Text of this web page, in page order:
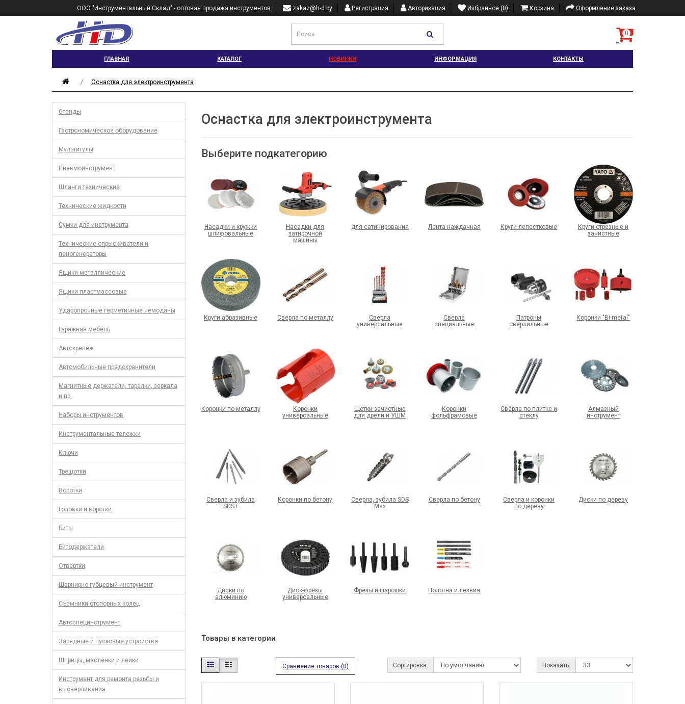
ООО "Инструментальный Склад" - оптовая продажа инструментов zakaz@h-d.by Регистрация Авторизация Избранное (0) Корзина Оформление заказа
0
ГЛАВНАЯ КАТАЛОГ НОВИНКИ ИНФОРМАЦИЯ КОНТАКТЫ
Оснастка для электроинструмента
Стенды
Гастрономическое оборудование
Мультитулы
Пневмоинструмент
Шланги технические
Технические жидкости
Сумки для инструмента
Технические опрыскиватели и
пеногенераторы
Ящики металлические
Ящики пластмассовые
Ударопрочные герметичные чемоданы
Гаражная мебель
Автокрепёж
Автомобильные предохранители
Магнитные держатели, тарелки, зеркала
и пр.
Наборы инструментов
Инструментальные тележки
Ключи
Трещотки
Воротки
Головки и воротки
Биты
Битодержатели
Отвертки
Шарнирно-губцевый инструмент
Съемники стопорных колец
Автоспецинструмент
Зарядные и пусковые устройства
Шприцы, маслёнки и лейки
Инструмент для ремонта резьбы и
высверливания
Оснастка для электроинструмента
Выберите подкатегорию
Насадки и кружки
шлифовальные
Насадки для
затирочной
машины
для сатинирования Лента наждачная Круги лепестковые
Круги отрезные и
зачистные
Круги абразивные Сверла по металлу
Сверла
универсальные
Сверла
специальные
Патроны
сверлильные
Коронки "Bi-metal"
Коронки по металлу
Коронки
универсальные
Щетки зачистные
для дрели и УШМ
Коронки
фольфрамовые
Свёрла по плитке и
стеклу
Алмазный
инструмент
Сверла и зубила
SDS+
Коронки по бетону
Сверла, зубила SDS
Max
Сверла по бетону
Сверла и коронки
по дереву
Диски по дереву
Диски по
алюминию
Диск-фрезы
универсальные
Фрезы и шарошки Полотна и лезвия
Товары в категории
Сравнение товаров (0) Сортировка: Показать: